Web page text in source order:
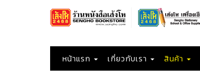
หน้าแรก เกี่ยวกับเรา สินค้า